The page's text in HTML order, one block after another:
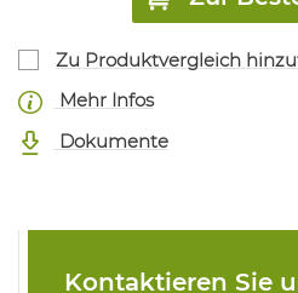
Zu Produktvergleich
Mehr Infos
Dokumente
Kontaktieren Sie